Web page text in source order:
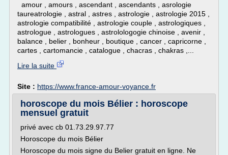
amour , amours , ascendant , ascendants , asrologie
taureatrologie , astral , astres , astrologie , astrologie 2015 ,
astrologie compatibilité , astrologie couple , astrologiques ,
astrologue , astrologues , astrolologogie chinoise , avenir ,
balance , belier , bonheur , boutique , cancer , capricorne ,
cartes , cartomancie , catalogue , chacras , chakras ,...
Lire la suite
Site : https://www.france-amour-voyance.fr
horoscope du mois Bélier : horoscope
mensuel gratuit
privé avec cb 01.73.29.97.77
Horoscope du mois Bélier
Horoscope du mois signe du Belier gratuit en ligne. Ne